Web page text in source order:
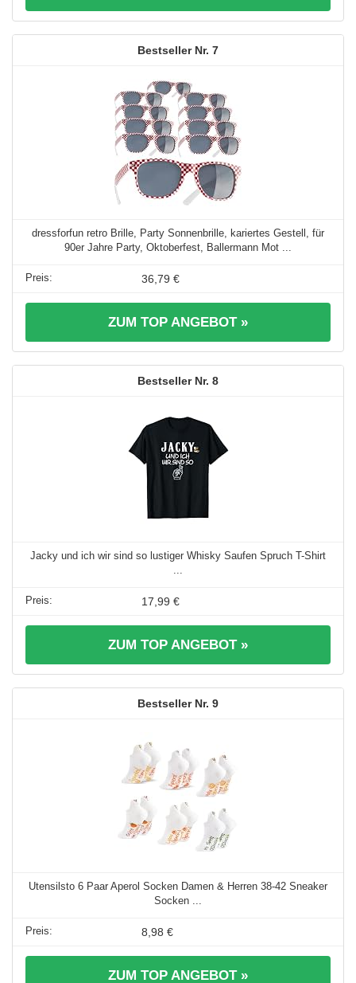
7
dressforfun retro Brille, Party Sonnenbrille, kariertes Gestell, für
90er Jahre Party, Oktoberfest, Ballermann Mot ...
36,79 €
ZUM TOP ANGEBOT »
8
Jacky und ich wir sind so lustiger Whisky Saufen Spruch T-Shirt
17,99 €
ZUM TOP ANGEBOT »
9
Utensilsto 6 Paar Aperol Socken Damen & Herren 38-42 Sneaker
Socken ...
8,98 €
ZUM TOP ANGEBOT »